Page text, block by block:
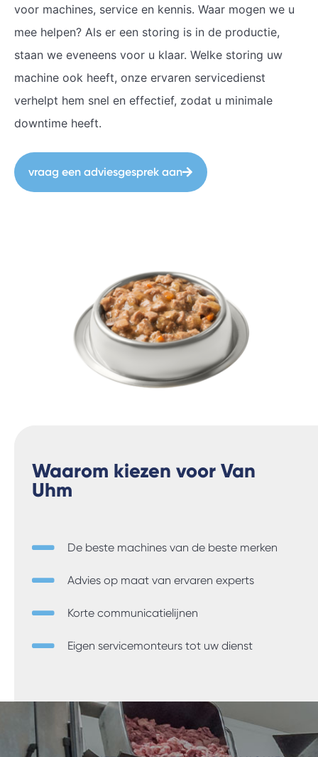
voor machines, service en kennis. Waar mogen we u
mee helpen? Als er een storing is in de productie,
staan we eveneens voor u klaar. Welke storing uw
machine ook heeft, onze ervaren servicedienst
verhelpt hem snel en effectief, zodat u minimale
downtime heeft.
vraag een adviesgesprek aan
Waarom kiezen voor Van
Uhm
De beste machines van de beste merken
Advies op maat van ervaren experts
Korte communicatielijnen
Eigen servicemonteurs tot uw dienst